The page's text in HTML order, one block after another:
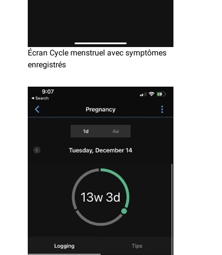
Écran Cycle menstruel avec symptômes
enregistrés